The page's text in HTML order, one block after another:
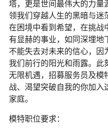
塔，更是世间最伟大的力量
领我们穿越人生的黑暗与迷
在困境中看到希望，在挑战
有显赫的事业，如同深埋地
不能失去对未来的信心，
我们前行的阳光和雨露。此
无限机遇，招募服务员及模
战、渴望突破自我的你加入
家庭。
模特职位要求：